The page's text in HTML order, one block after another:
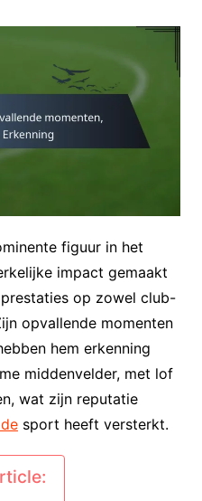
figuur in het
impact gemaakt
op zowel club-
opvallende momenten
hem erkenning
middenvelder, met lof
wat zijn reputatie
sport heeft versterkt.